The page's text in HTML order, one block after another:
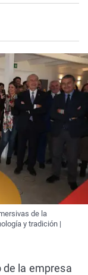
de la
y tradición |
de la empresa